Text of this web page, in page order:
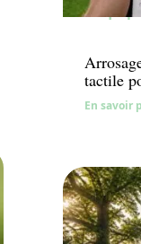
tactile
En savoir